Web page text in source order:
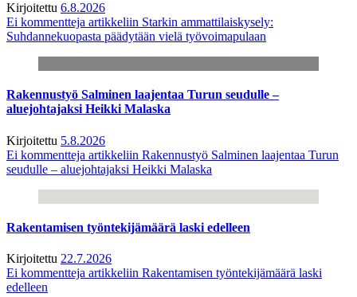
Kirjoitettu 6.8.2026
Ei kommentteja artikkeliin Starkin ammattilaiskysely:
Suhdannekuopasta päädytään vielä työvoimapulaan
Rakennustyö Salminen laajentaa Turun seudulle –
aluejohtajaksi Heikki Malaska
Kirjoitettu 5.8.2026
Ei kommentteja artikkeliin Rakennustyö Salminen laajentaa Turun
seudulle – aluejohtajaksi Heikki Malaska
Rakentamisen työntekijämäärä laski edelleen
Kirjoitettu 22.7.2026
Ei kommentteja artikkeliin Rakentamisen työntekijämäärä laski
edelleen